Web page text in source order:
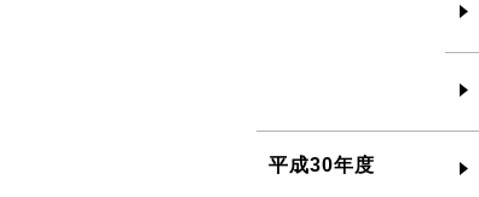
平成30年度